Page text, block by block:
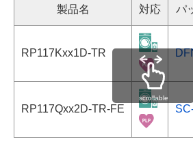
製品名 対応 パ
RP117Kxx1D-TR
RP117Qxx2D-TR-FE
scrollable